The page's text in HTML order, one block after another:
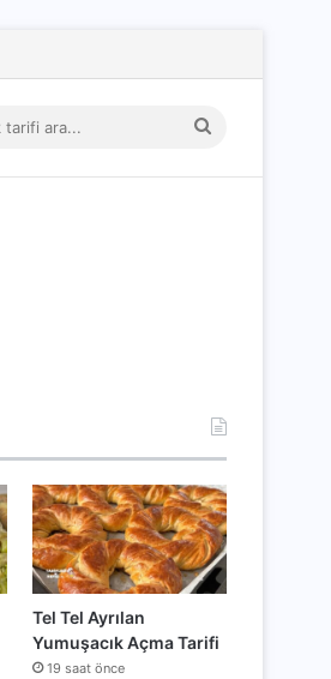
Tel Tel Ayrılan
Yumuşacık Açma Tarifi
19 saat önce